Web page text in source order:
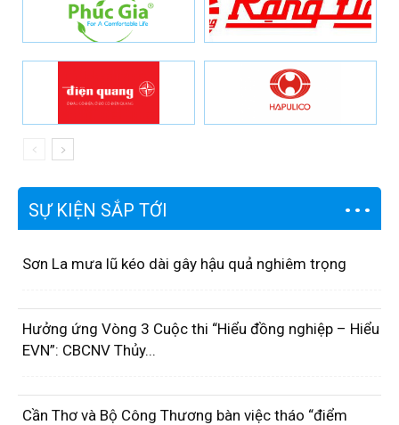
SỰ KIỆN SẮP TỚI
Sơn La mưa lũ kéo dài gây hậu quả nghiêm trọng
Hưởng ứng Vòng 3 Cuộc thi “Hiểu đồng nghiệp – Hiểu
EVN”: CBCNV Thủy...
Cần Thơ và Bộ Công Thương bàn việc tháo “điểm